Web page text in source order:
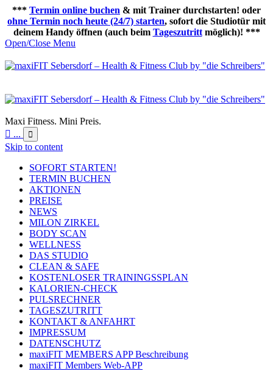
*** Termin online buchen & mit Trainer durchstarten! oder
ohne Termin noch heute (24/7) starten, sofort die Studiotür mit
deinem Handy öffnen (auch beim Tageszutrittmöglich)! ***
Open/Close Menu
Maxi Fitness. Mini Preis.
 ... 
Skip to content
SOFORT STARTEN!
TERMIN BUCHEN
AKTIONEN
PREISE
NEWS
MILON ZIRKEL
BODY SCAN
WELLNESS
DAS STUDIO
CLEAN & SAFE
KOSTENLOSER TRAININGSSPLAN
KALORIEN-CHECK
PULSRECHNER
TAGESZUTRITT
KONTAKT & ANFAHRT
IMPRESSUM
DATENSCHUTZ
maxiFIT MEMBERS APP Beschreibung
maxiFIT Members Web-APP